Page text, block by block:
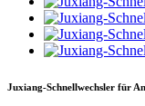
Juxiang-Schnellwechsler für